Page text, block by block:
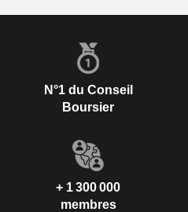
N°1 du Conseil
Boursier
+ 1 300 000
membres